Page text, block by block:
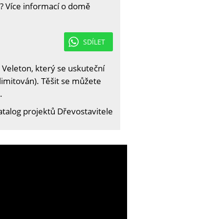
Více informací o domě
SDÍLET
který se uskuteční
Těšit se můžete
projektů Dřevostavitele